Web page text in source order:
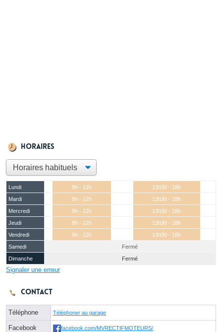
Horaires
Lundi 8h - 12h
13h30 - 18h
Mardi
8h - 12h
13h30 - 18h
Mercredi
8h - 12h
13h30 - 18h
Jeudi
8h - 12h
13h30 - 18h
Vendredi
8h - 12h
13h30 - 18h
Samedi
Fermé
Dimanche
Fermé
Signaler une erreur
Contact
Téléphone Téléphoner au garage
Facebook facebook.com/MVRECTIFMOTEURS/